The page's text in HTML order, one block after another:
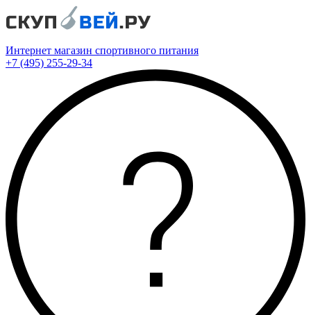
Интернет магазин спортивного питания
+7 (495) 255-29-34